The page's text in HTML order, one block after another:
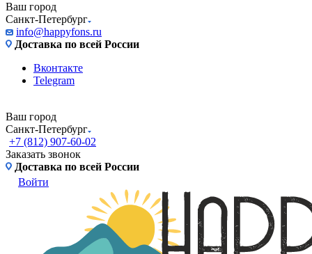
Ваш город
Санкт-Петербург
info@happyfons.ru
Доставка по всей России
Вконтакте
Telegram
Ваш город
Санкт-Петербург
+7 (812) 907-60-02
Заказать звонок
Доставка по всей России
Войти